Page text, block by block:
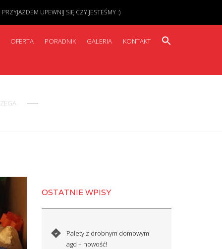
OFERTA PORADNIK GALERIA KONTAKT
OSTATNIE WPISY
Palety z drobnym domowym
agd – nowość!
UPEWNIJ SIĘ CZY JESTEŚMY :)